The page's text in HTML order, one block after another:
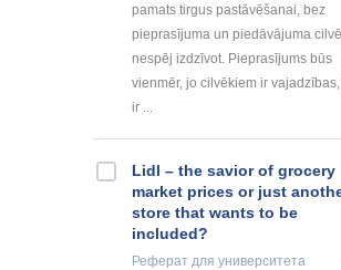
pamats tirgus pastāvēšanai, bez
pieprasījuma un piedāvājuma
nespēj izdzīvot. Pieprasījums būs
vienmēr, jo cilvēkiem ir
ir ...
Lidl – the savior of grocery
market prices or just
store that wants to be
included?
Реферат для университета